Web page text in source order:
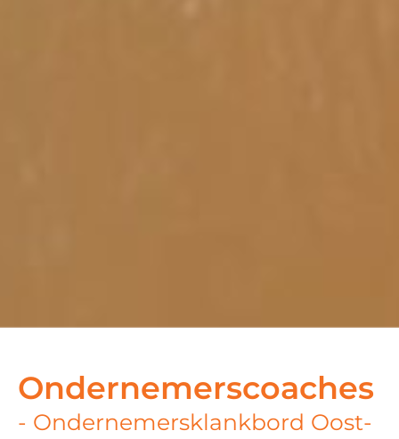
Ondernemerscoaches
- Ondernemersklankbord Oost-